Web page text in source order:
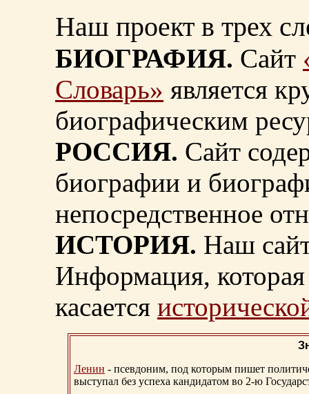
Наш проект в трех
БИОГРАФИЯ. Сайт
Словарь» является
биографическим
РОССИЯ. Сайт
биографии и
непосредственное
ИСТОРИЯ. Наш
Информация, которая
касается
Ленин - псевдоним, под которым пишет
выступал без успеха кандидатом во 2-ю